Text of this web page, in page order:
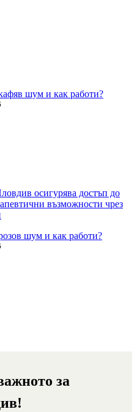
шум и как работи?
осигурява достъп до
възможности чрез
шум и как работи?
за